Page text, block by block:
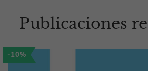
Publicaciones
-10%